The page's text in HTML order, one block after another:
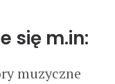
się m.in:
muzyczne